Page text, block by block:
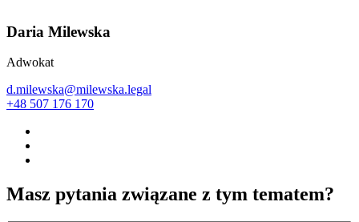
Daria Milewska
Adwokat
d.milewska@milewska.legal
+48 507 176 170
Masz pytania związane z tym tematem?